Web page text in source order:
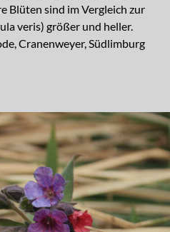
Blüten sind im Vergleich zur
veris) größer und heller.
Cranenweyer, Südlimburg